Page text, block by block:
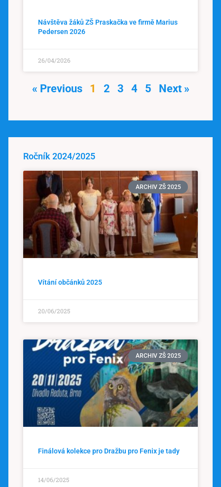
Návštěva žáků ZŠ Praskačka ve firmě Marius
Pedersen 2026
26/04/2026
« Previous 1 2 3 4 5 Next »
Ročník 2024/2025
ARCHIV ZŠ 2025
Vítání občánků 2025
20/06/2025
ARCHIV ZŠ 2025
Finálová kolekce pro Dražbu pro Fenix je tady
14/06/2025